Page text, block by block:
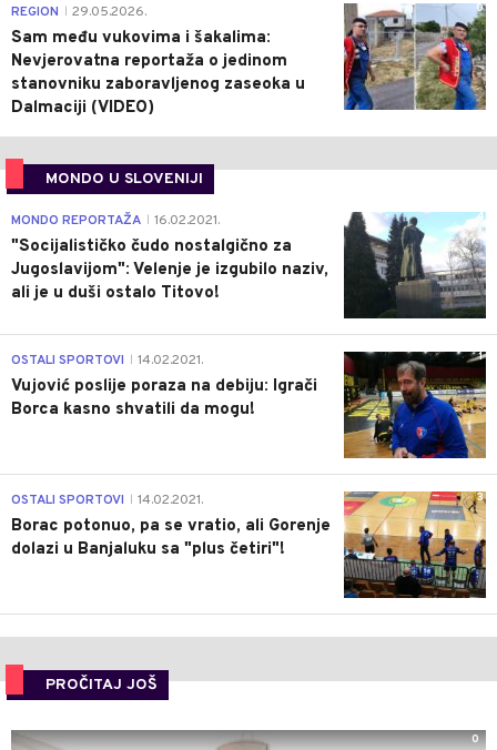
0
REGION 29.05.2026.
Sam među vukovima i šakalima:
Nevjerovatna reportaža o jedinom
stanovniku zaboravljenog zaseoka u
Dalmaciji (VIDEO)
MONDO U SLOVENIJI
4
MONDO REPORTAŽA 16.02.2021.
"Socijalističko čudo nostalgično za
Jugoslavijom": Velenje je izgubilo naziv,
ali je u duši ostalo Titovo!
1
OSTALI SPORTOVI 14.02.2021.
Vujović poslije poraza na debiju: Igrači
Borca kasno shvatili da mogu!
3
OSTALI SPORTOVI 14.02.2021.
Borac potonuo, pa se vratio, ali Gorenje
dolazi u Banjaluku sa "plus četiri"!
PROČITAJ JOŠ
0